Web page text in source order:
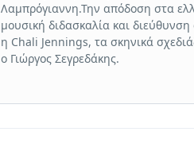
Λαμπρόγιαννη.Την απόδοση στα
μουσική διδασκαλία και
η Chali Jennings, τα σκηνικά
ο Γιώργος Σεγρεδάκης.